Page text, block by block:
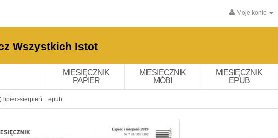
Moje konto
Wszystkich Istot
MIESIĘCZNIK
PAPIER
MIESIĘCZNIK
MOBI
MIESIĘCZNIK
EPUB
lipiec-sierpień :: epub